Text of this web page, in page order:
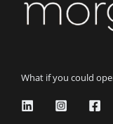
What if you could